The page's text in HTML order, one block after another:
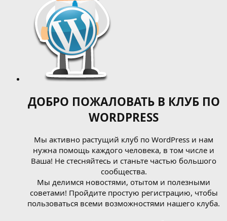
ДОБРО ПОЖАЛОВАТЬ В КЛУБ ПО
WORDPRESS
Мы активно растущий клуб по WordPress и нам
нужна помощь каждого человека, в том числе и
Ваша! Не стесняйтесь и станьте частью большого
сообщества.
Мы делимся новостями, отытом и полезными
советами! Пройдите простую регистрацию, чтобы
пользоваться всеми возможностями нашего клуба.